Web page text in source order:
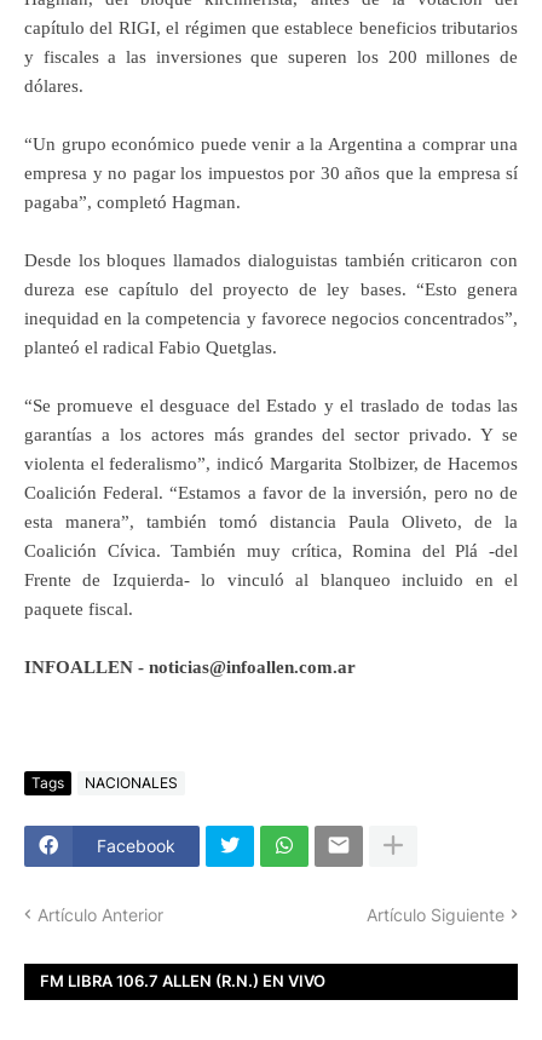
capítulo del RIGI, el régimen que establece beneficios tributarios
y fiscales a las inversiones que superen los 200 millones de
dólares.
“Un grupo económico puede venir a la Argentina a comprar una
empresa y no pagar los impuestos por 30 años que la empresa sí
pagaba”, completó Hagman.
Desde los bloques llamados dialoguistas también criticaron con
dureza ese capítulo del proyecto de ley bases. “Esto genera
inequidad en la competencia y favorece negocios concentrados”,
planteó el radical Fabio Quetglas.
“Se promueve el desguace del Estado y el traslado de todas las
garantías a los actores más grandes del sector privado. Y se
violenta el federalismo”, indicó Margarita Stolbizer, de Hacemos
Coalición Federal. “Estamos a favor de la inversión, pero no de
esta manera”, también tomó distancia Paula Oliveto, de la
Coalición Cívica. También muy crítica, Romina del Plá -del
Frente de Izquierda- lo vinculó al blanqueo incluido en el
paquete fiscal.
INFOALLEN - noticias@infoallen.com.ar
Tags NACIONALES
Facebook
Artículo Anterior Artículo Siguiente
FM LIBRA 106.7 ALLEN (R.N.) EN VIVO